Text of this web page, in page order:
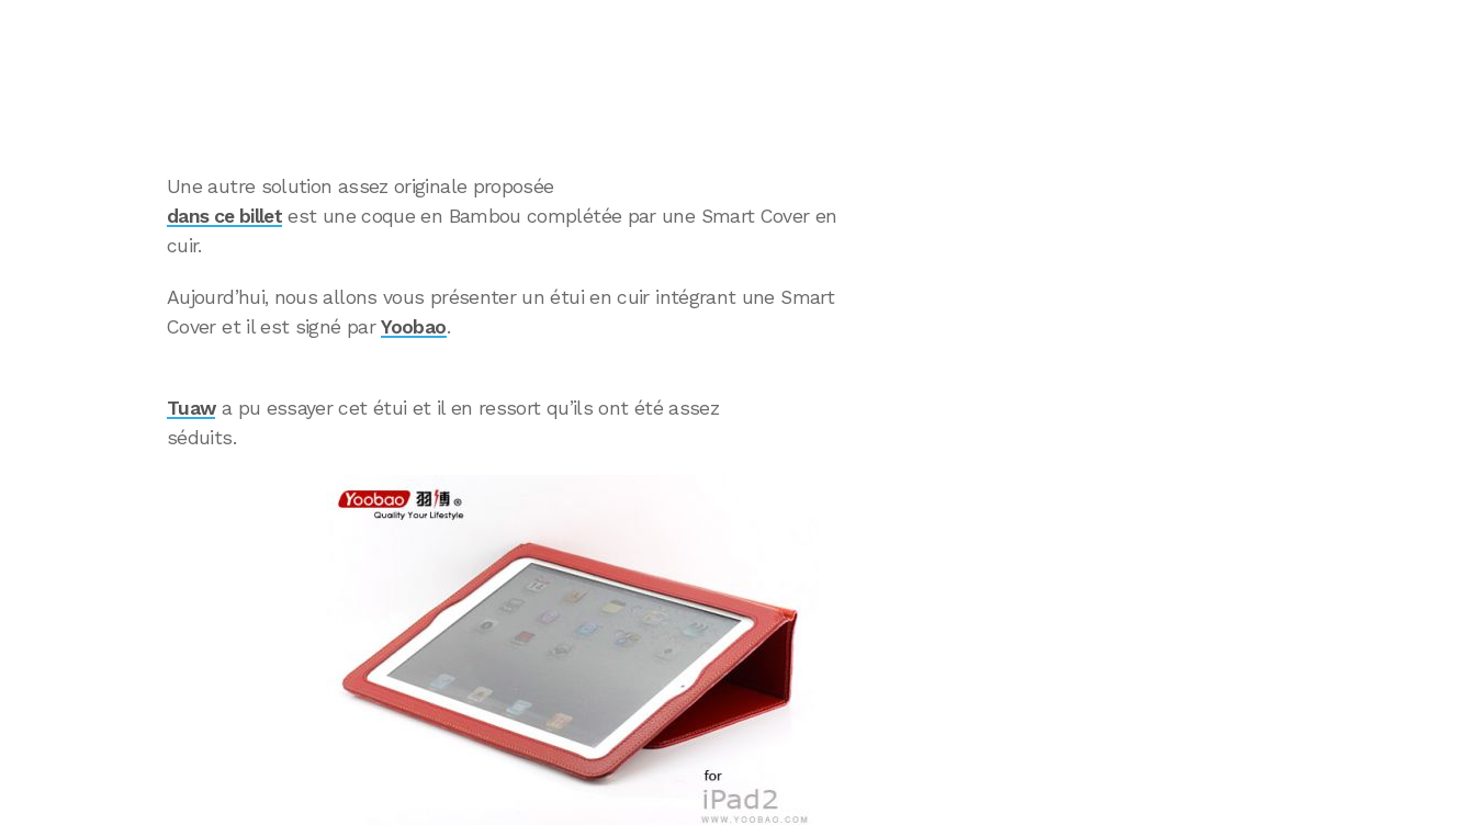
Une autre solution assez originale proposée
dans ce billet est une coque en Bambou complétée par une Smart Cover en
cuir.
Aujourd’hui, nous allons vous présenter un étui en cuir intégrant une Smart
Cover et il est signé parYoobao.
Tuawa pu essayer cet étui et il en ressort qu’ils ont été assez
séduits.